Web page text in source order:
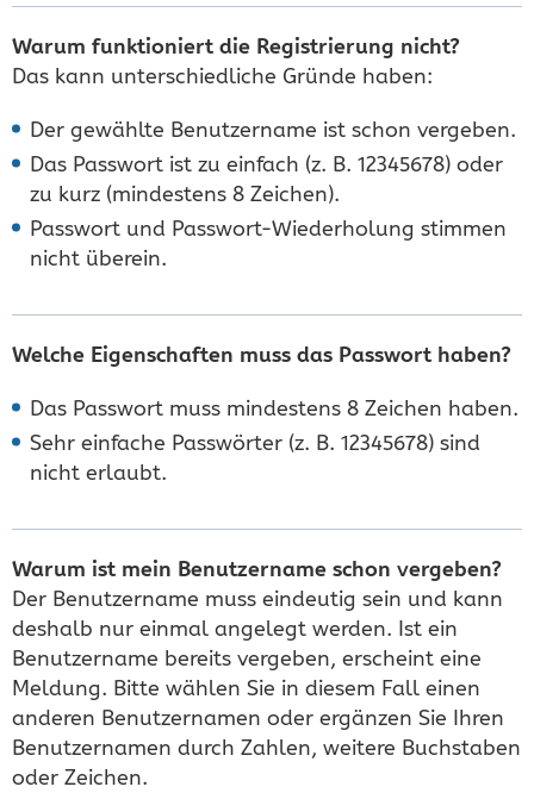
Warum funktioniert die Registrierung nicht?
Das kann unterschiedliche Gründe haben:
Der gewählte Benutzername ist schon vergeben.
Das Passwort ist zu einfach (z. B. 12345678) oder
zu kurz (mindestens 8 Zeichen).
Passwort und Passwort-Wiederholung stimmen
nicht überein.
Welche Eigenschaften muss das Passwort haben?
Das Passwort muss mindestens 8 Zeichen haben.
Sehr einfache Passwörter (z. B. 12345678) sind
nicht erlaubt.
Warum ist mein Benutzername schon vergeben?
Der Benutzername muss eindeutig sein und kann
deshalb nur einmal angelegt werden. Ist ein
Benutzername bereits vergeben, erscheint eine
Meldung. Bitte wählen Sie in diesem Fall einen
anderen Benutzernamen oder ergänzen Sie Ihren
Benutzernamen durch Zahlen, weitere Buchstaben
oder Zeichen.